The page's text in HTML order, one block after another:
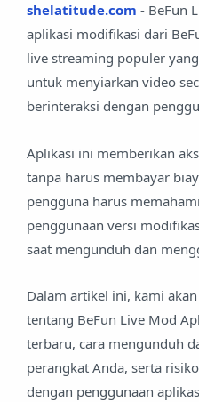
shelatitude.com - BeFun
aplikasi modifikasi dari
live streaming populer
untuk menyiarkan video
berinteraksi dengan
Aplikasi ini memberikan
tanpa harus membayar
pengguna harus
penggunaan versi
saat mengunduh dan
Dalam artikel ini, kami
tentang BeFun Live Mod
terbaru, cara mengunduh
perangkat Anda, serta
dengan penggunaan